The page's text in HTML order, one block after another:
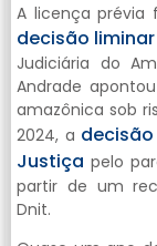
A licença prévia
decisão liminar
Judiciária do
Andrade
amazônica sob
2024, a
Justiça pelo
partir de um
Dnit.